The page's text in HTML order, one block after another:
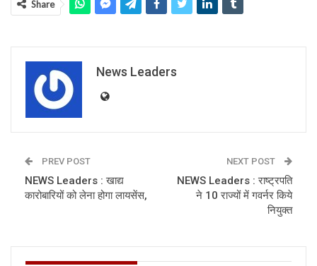
Share
News Leaders
PREV POST
NEWS Leaders : खाद्य
कारोबारियों को लेना होगा लायसेंस,
NEXT POST
NEWS Leaders : राष्ट्रपति
ने 10 राज्यों में गवर्नर किये
नियुक्त